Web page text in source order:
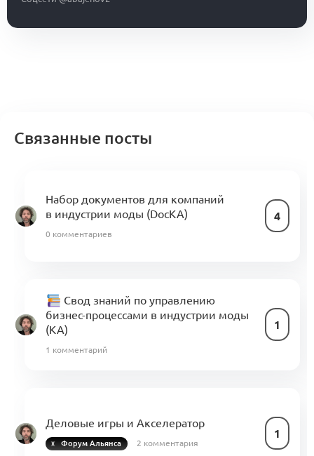
Связанные посты
Набор документов для компаний
в индустрии моды (DocKA)
4
0 комментариев
Свод знаний по управлению
бизнес-процессами в индустрии моды
(KA)
1
1 комментарий
Деловые игры и Акселератор
1
Форум Альянса 2 комментария